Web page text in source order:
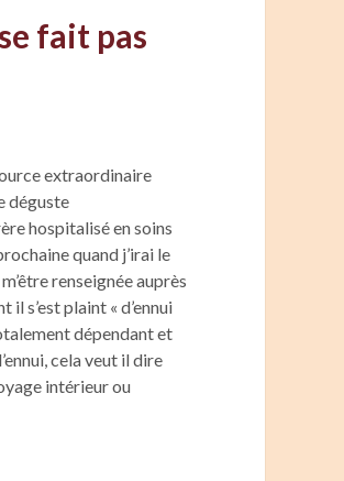
fait pas
extraordinaire
déguste
hospitalisé en soins
quand j’irai le
renseignée auprès
s’est plaint « d’ennui
dépendant et
cela veut il dire
intérieur ou